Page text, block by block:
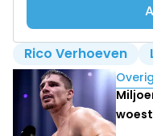
Rico Verhoeven
Lees ook